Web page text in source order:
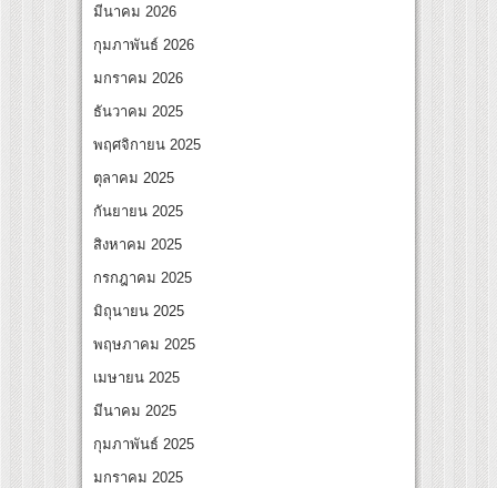
มีนาคม 2026
กุมภาพันธ์ 2026
มกราคม 2026
ธันวาคม 2025
พฤศจิกายน 2025
ตุลาคม 2025
กันยายน 2025
สิงหาคม 2025
กรกฎาคม 2025
มิถุนายน 2025
พฤษภาคม 2025
เมษายน 2025
มีนาคม 2025
กุมภาพันธ์ 2025
มกราคม 2025